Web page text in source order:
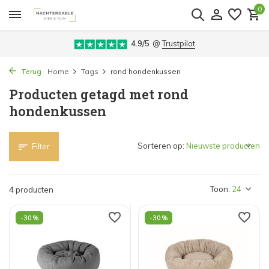
0
4.9/5 @Trustpilot
Terug Home Tags rond hondenkussen
Producten getagd met rond
hondenkussen
Filter
4 producten Toon:
Sorteren op:
-30% -30%